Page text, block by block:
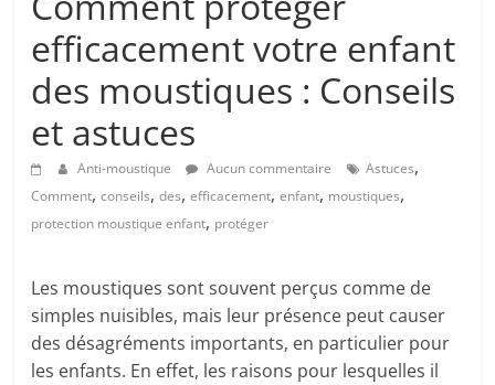
efficacement votre enfant
des moustiques : Conseils
et astuces
Anti-moustique Aucun commentaire Astuces,
Comment,conseils,des,efficacement,enfant, moustiques,
protection moustique enfant, protéger
Les moustiques sont souvent perçus comme de
simples nuisibles, mais leur présence peut causer
des désagréments importants, en particulier pour
les enfants. En effet, les raisons pour lesquelles il